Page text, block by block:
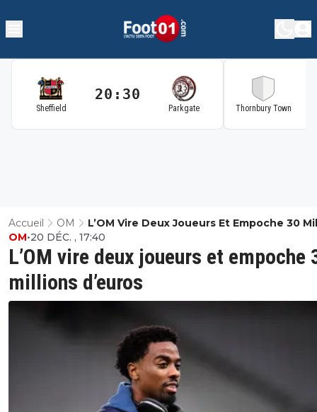
Sheffield
20:30
Parkgate Thornbury Town
Accueil OM
L’OM Vire Deux Joueurs Et Empoche 30
D’euros
L’OM vire deux joueurs et empoche
millions d’euros
OM•20 DÉC. , 17:40